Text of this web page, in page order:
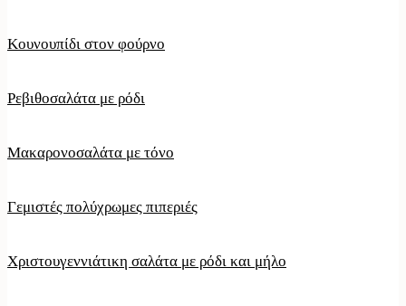
Κουνουπίδι στον φούρνο
Ρεβιθοσαλάτα με ρόδι
Μακαρονοσαλάτα με τόνο
Γεμιστές πολύχρωμες πιπεριές
Χριστουγεννιάτικη σαλάτα με ρόδι και μήλο